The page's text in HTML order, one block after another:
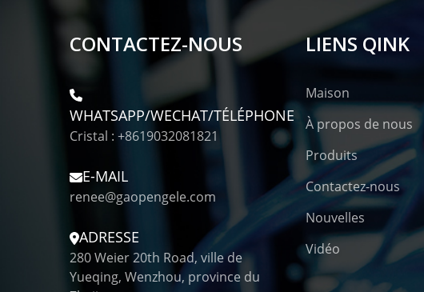
CONTACTEZ-NOUS
WHATSAPP/WECHAT/TÉLÉPHONE
Cristal : +8619032081821
E-MAIL
renee@gaopengele.com
ADRESSE
280 Weier 20th Road, ville de
Yueqing, Wenzhou, province du
LIENS QINK
Maison
À propos de nous
Produits
Contactez-nous
Nouvelles
Vidéo